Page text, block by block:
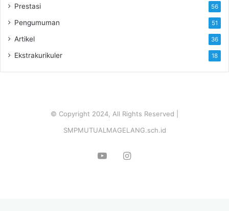
Prestasi 56
Pengumuman 51
Artikel 36
Ekstrakurikuler 18
© Copyright 2024, All Rights Reserved |
SMPMUTUALMAGELANG.sch.id
YouTubeInstagram